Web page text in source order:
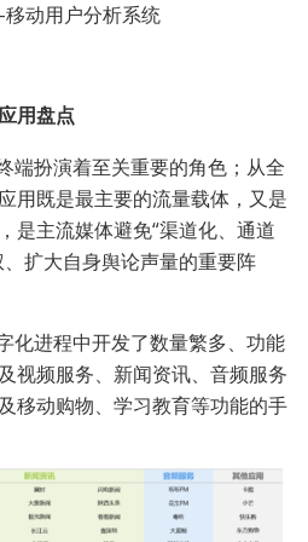
动用户分析系统
用盘点
端扮演着至关重要的角色；从全
用既是最主要的流量载体，又是
是主流媒体避免“渠道化、通道
扩大自身舆论声量的重要阵
化进程中开发了数量繁多、功能
视频服务、新闻资讯、音频服务
移动购物、学习教育等功能的手